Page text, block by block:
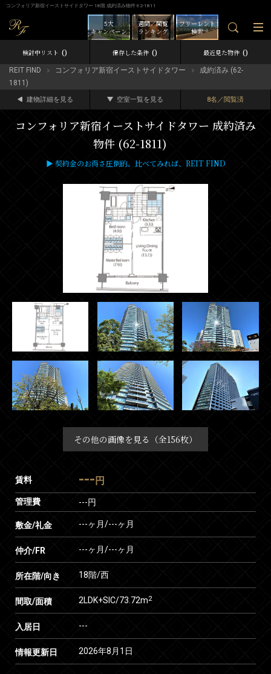
コンフォリア新宿イーストサイドタワー 18階 成約済み物件 62-1811
フリーレント
検索
週間／閲覧
ランキング
5大
キャンペーン
検討中リスト 0 保存した条件 0 最近見た物件 0
REIT FIND コンフォリア新宿イーストサイドタワー
成約済み (62-
1811)
建物詳細を見る 空室一覧を見る 8名／閲覧済
コンフォリア新宿イーストサイドタワー 成約済み
物件 (62-1811)
▶ 契約金のお得さ圧倒的。比べてみれば、REIT FIND
その他の画像を見る（全156枚）
賃料 --- 円
管理費 ---円
敷金/礼金 ---ヶ月/---ヶ月
仲介/FR ---ヶ月/---ヶ月
所在階/向き 18階/西
間取/面積 2LDK+SIC/73.72m2
入居日 ---
情報更新日 2026年8月1日